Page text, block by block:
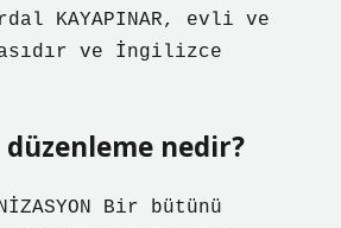
KAYAPINAR, evli ve
ve İngilizce
nedir?
Bir bütünü